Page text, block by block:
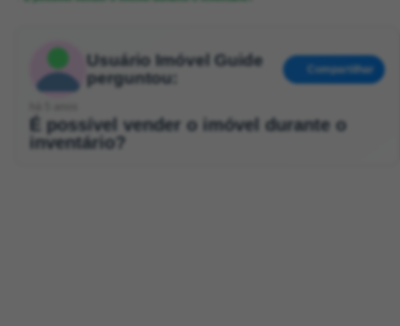
Usuário Imóvel Guide
perguntou:
Compartilhar
É possível vender o imóvel durante o
inventário?